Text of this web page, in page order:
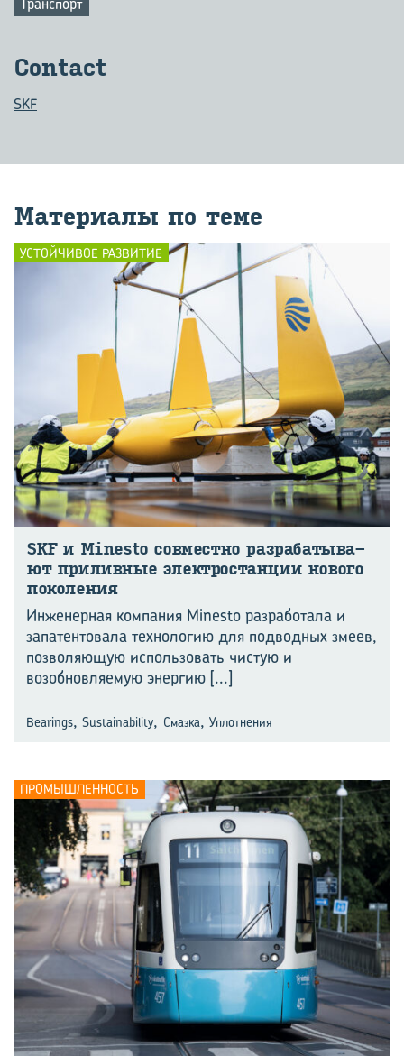
Contact
SKF
Ма­те­ри­а­лы по теме
УСТОЙЧИВОЕ РАЗВИТИЕ
SKF и Minesto сов­мест­но раз­ра­ба­ты­ва­
ют при­лив­ные элек­тро­стан­ции но­во­го
по­ко­ле­ния
Инженерная компания Minesto разработала и
запатентовала технологию для подводных змеев,
позволяющую использовать чистую и
возобновляемую энергию [...]
Bearings, Sustainability, Смазка, Уплотнения
ПРОМЫШЛЕННОСТЬ